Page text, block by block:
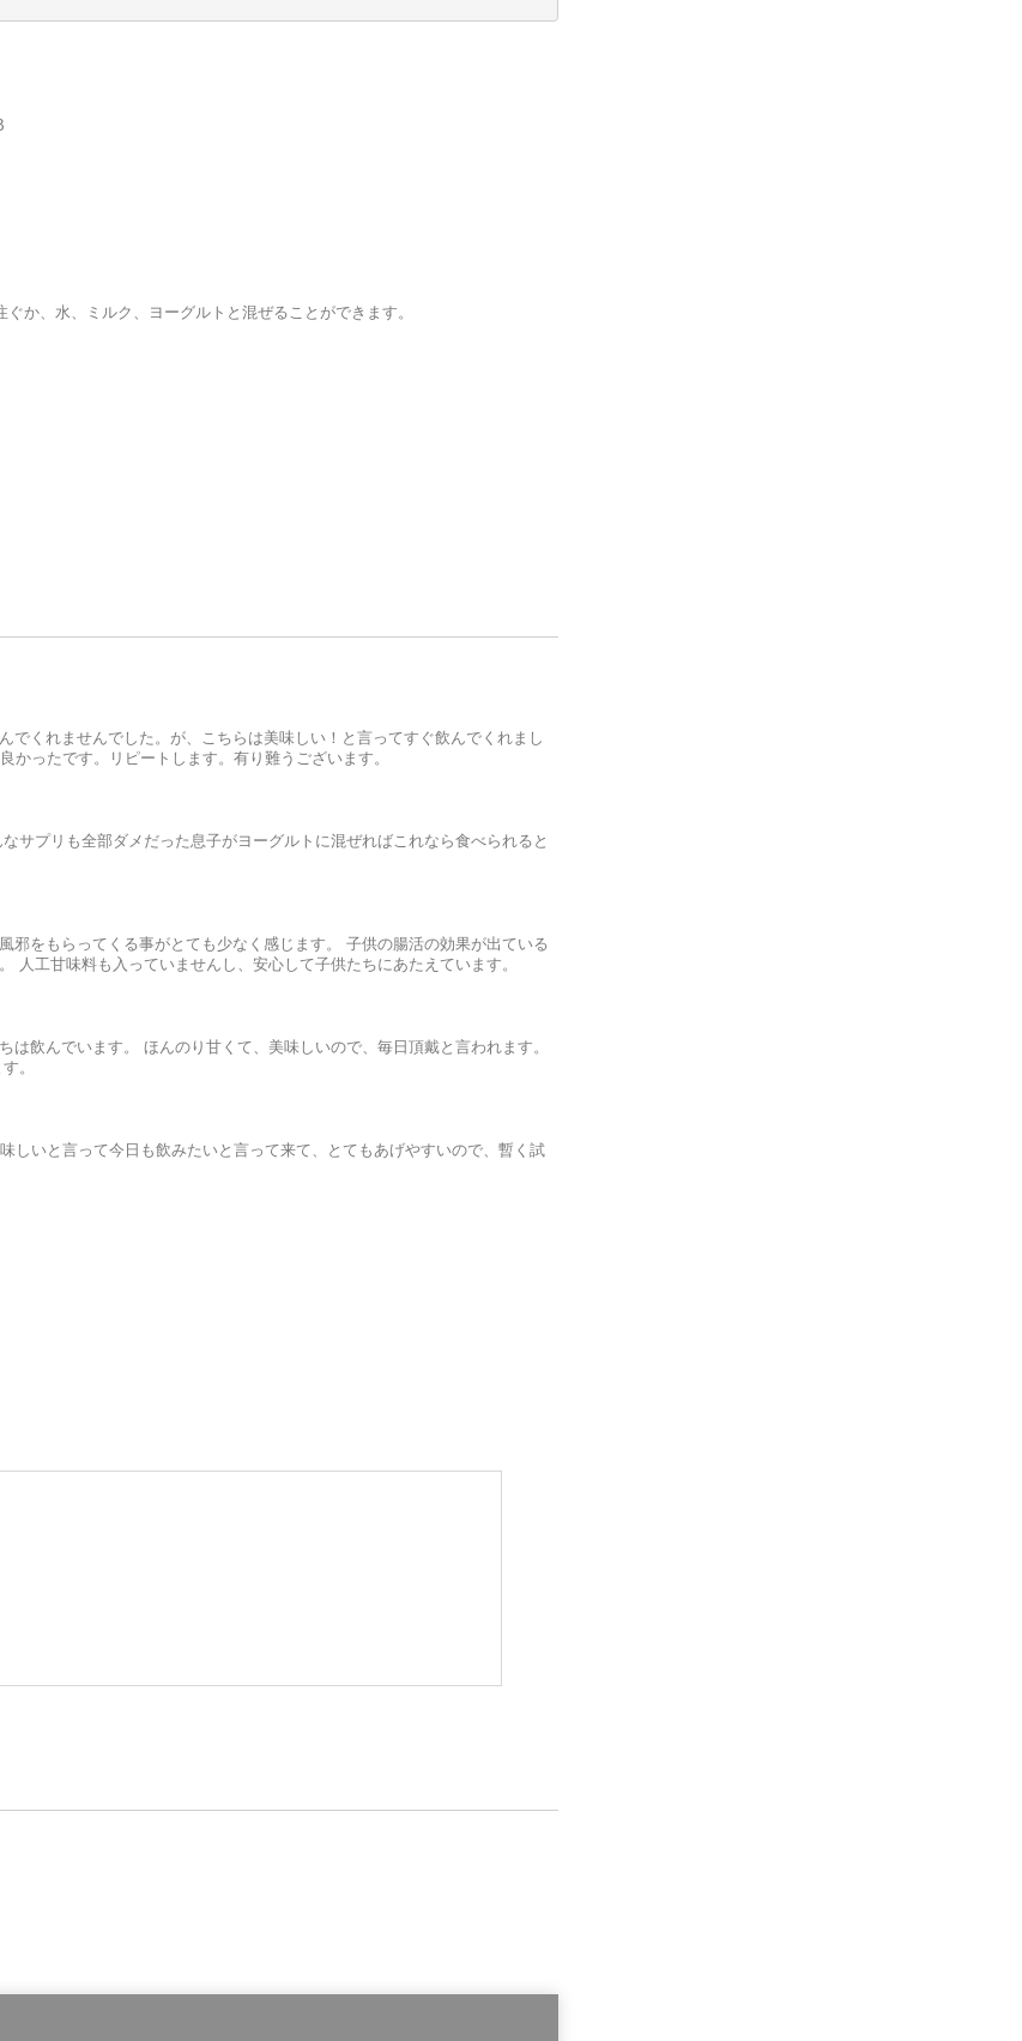
か、水、ミルク、ヨーグルトと混ぜることができます。
くれませんでした。が、こちらは美味しい！と言ってすぐ飲んでくれまし
ったです。リピートします。有り難うございます。
サプリも全部ダメだった息子がヨーグルトに混ぜればこれなら食べられると
をもらってくる事がとても少なく感じます。 子供の腸活の効果が出ている
人工甘味料も入っていませんし、安心して子供たちにあたえています。
飲んでいます。 ほんのり甘くて、美味しいので、毎日頂戴と言われます。
。
しいと言って今日も飲みたいと言って来て、とてもあげやすいので、暫く試